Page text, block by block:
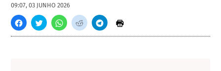
09:07, 03 JUNHO 2026